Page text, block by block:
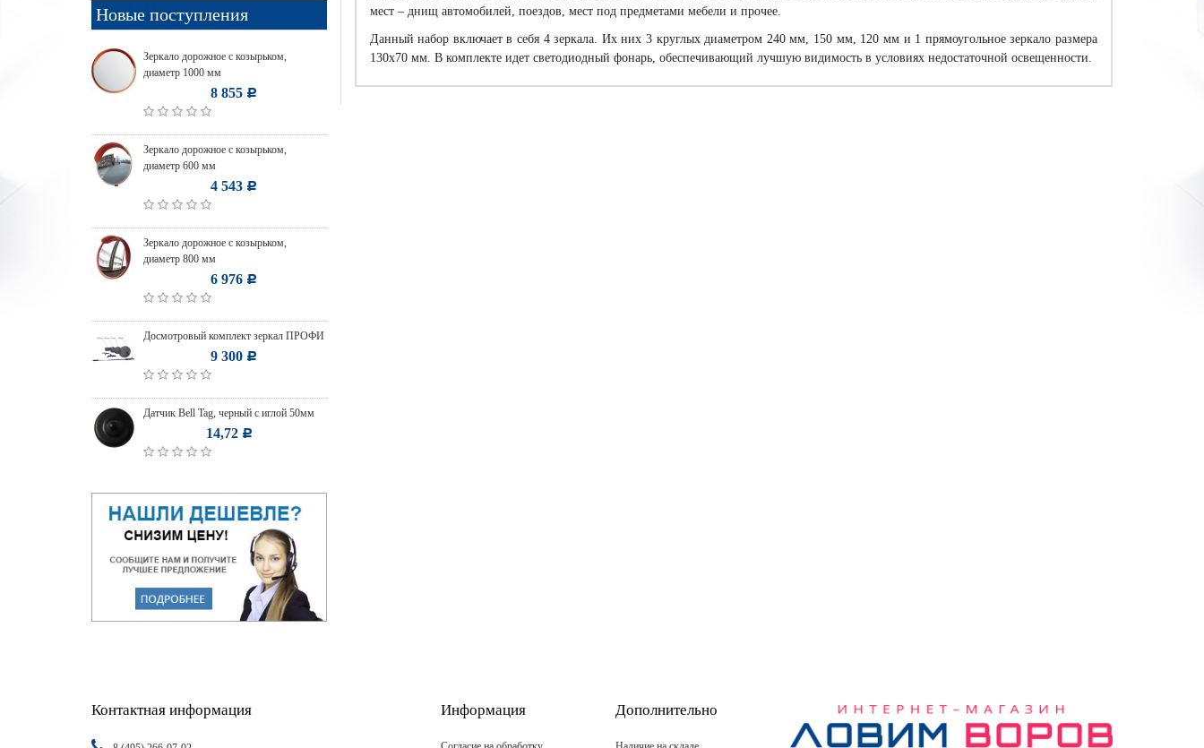
Новые поступления
Зеркало дорожное с козырьком,
диаметр 1000 мм
8 855 Р
Зеркало дорожное с козырьком,
диаметр 600 мм
4 543 Р
Зеркало дорожное с козырьком,
диаметр 800 мм
6 976 Р
Досмотровый комплект зеркал ПРОФИ
9 300 Р
Датчик Bell Tag, черный с иглой 50мм
14,72 Р
мест – днищ автомобилей, поездов, мест под предметами мебели и прочее.
Данный набор включает в себя 4 зеркала. Их них 3 круглых диаметром 240 мм, 150 мм, 120 мм и 1 прямоугольное зеркало размера
130х70 мм. В комплекте идет светодиодный фонарь, обеспечивающий лучшую видимость в условиях недостаточной освещенности.
Контактная информация Информация Дополнительно